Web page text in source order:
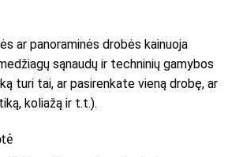
ar panoraminės drobės kainuoja
sąnaudų ir techninių gamybos
turi tai, ar pasirenkate vieną drobę, ar
koliažą ir t.t.).